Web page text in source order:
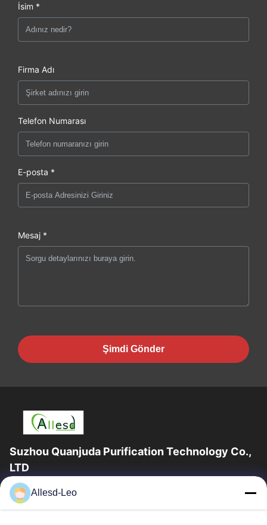
İsim *
Firma Adı
Telefon Numarası
E-posta *
Mesaj *
Şimdi Gönder
Suzhou Quanjuda Purification Technology Co.,
LTD
16 yıllık Tecrübe, ESD ve Temiz Oda ürünlerinin lider üreticisi ve
ihracatçısı olarak, eksiksiz bir ESD ve Temiz Oda ekipmanı ve
Allesd-Leo